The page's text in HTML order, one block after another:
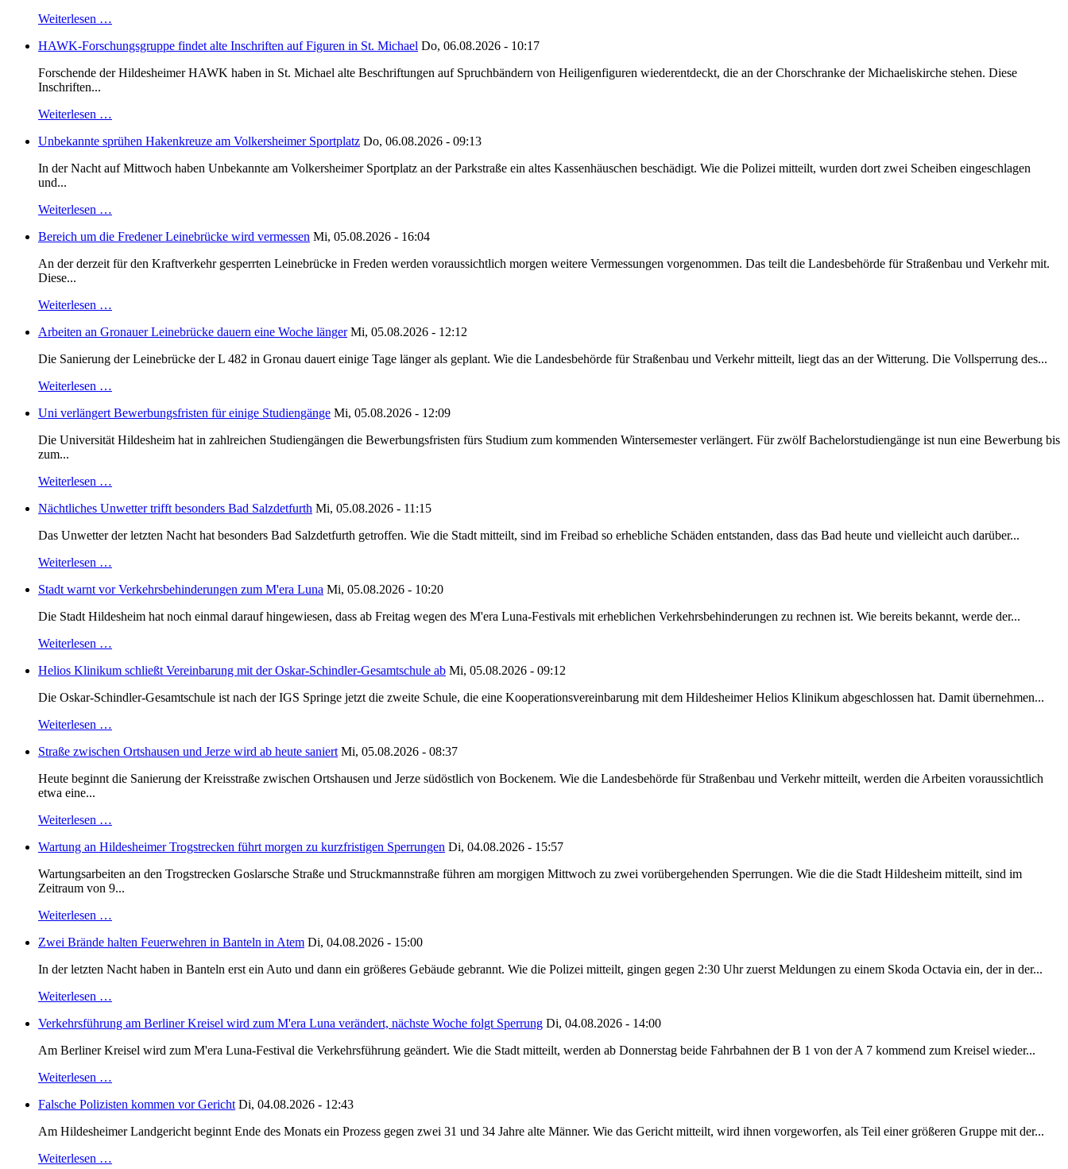
Weiterlesen …
HAWK-Forschungsgruppe findet alte Inschriften auf Figuren in St. Michael Do, 06.08.2026 - 10:17
Forschende der Hildesheimer HAWK haben in St. Michael alte Beschriftungen auf Spruchbändern von Heiligenfiguren wiederentdeckt, die an der Chorschranke der Michaeliskirche stehen. Diese
Inschriften...
Weiterlesen …
Unbekannte sprühen Hakenkreuze am Volkersheimer Sportplatz Do, 06.08.2026 - 09:13
In der Nacht auf Mittwoch haben Unbekannte am Volkersheimer Sportplatz an der Parkstraße ein altes Kassenhäuschen beschädigt. Wie die Polizei mitteilt, wurden dort zwei Scheiben eingeschlagen
und...
Weiterlesen …
Bereich um die Fredener Leinebrücke wird vermessen Mi, 05.08.2026 - 16:04
An der derzeit für den Kraftverkehr gesperrten Leinebrücke in Freden werden voraussichtlich morgen weitere Vermessungen vorgenommen. Das teilt die Landesbehörde für Straßenbau und Verkehr mit.
Diese...
Weiterlesen …
Arbeiten an Gronauer Leinebrücke dauern eine Woche länger Mi, 05.08.2026 - 12:12
Die Sanierung der Leinebrücke der L 482 in Gronau dauert einige Tage länger als geplant. Wie die Landesbehörde für Straßenbau und Verkehr mitteilt, liegt das an der Witterung. Die Vollsperrung des...
Weiterlesen …
Uni verlängert Bewerbungsfristen für einige Studiengänge Mi, 05.08.2026 - 12:09
Die Universität Hildesheim hat in zahlreichen Studiengängen die Bewerbungsfristen fürs Studium zum kommenden Wintersemester verlängert. Für zwölf Bachelorstudiengänge ist nun eine Bewerbung bis
zum...
Weiterlesen …
Nächtliches Unwetter trifft besonders Bad Salzdetfurth Mi, 05.08.2026 - 11:15
Das Unwetter der letzten Nacht hat besonders Bad Salzdetfurth getroffen. Wie die Stadt mitteilt, sind im Freibad so erhebliche Schäden entstanden, dass das Bad heute und vielleicht auch darüber...
Weiterlesen …
Stadt warnt vor Verkehrsbehinderungen zum M'era Luna Mi, 05.08.2026 - 10:20
Die Stadt Hildesheim hat noch einmal darauf hingewiesen, dass ab Freitag wegen des M'era Luna-Festivals mit erheblichen Verkehrsbehinderungen zu rechnen ist. Wie bereits bekannt, werde der...
Weiterlesen …
Helios Klinikum schließt Vereinbarung mit der Oskar-Schindler-Gesamtschule ab Mi, 05.08.2026 - 09:12
Die Oskar-Schindler-Gesamtschule ist nach der IGS Springe jetzt die zweite Schule, die eine Kooperationsvereinbarung mit dem Hildesheimer Helios Klinikum abgeschlossen hat. Damit übernehmen...
Weiterlesen …
Straße zwischen Ortshausen und Jerze wird ab heute saniert Mi, 05.08.2026 - 08:37
Heute beginnt die Sanierung der Kreisstraße zwischen Ortshausen und Jerze südöstlich von Bockenem. Wie die Landesbehörde für Straßenbau und Verkehr mitteilt, werden die Arbeiten voraussichtlich
etwa eine...
Weiterlesen …
Wartung an Hildesheimer Trogstrecken führt morgen zu kurzfristigen Sperrungen Di, 04.08.2026 - 15:57
Wartungsarbeiten an den Trogstrecken Goslarsche Straße und Struckmannstraße führen am morgigen Mittwoch zu zwei vorübergehenden Sperrungen. Wie die die Stadt Hildesheim mitteilt, sind im
Zeitraum von 9...
Weiterlesen …
Zwei Brände halten Feuerwehren in Banteln in Atem Di, 04.08.2026 - 15:00
In der letzten Nacht haben in Banteln erst ein Auto und dann ein größeres Gebäude gebrannt. Wie die Polizei mitteilt, gingen gegen 2:30 Uhr zuerst Meldungen zu einem Skoda Octavia ein, der in der...
Weiterlesen …
Verkehrsführung am Berliner Kreisel wird zum M'era Luna verändert, nächste Woche folgt Sperrung Di, 04.08.2026 - 14:00
Am Berliner Kreisel wird zum M'era Luna-Festival die Verkehrsführung geändert. Wie die Stadt mitteilt, werden ab Donnerstag beide Fahrbahnen der B 1 von der A 7 kommend zum Kreisel wieder...
Weiterlesen …
Falsche Polizisten kommen vor Gericht Di, 04.08.2026 - 12:43
Am Hildesheimer Landgericht beginnt Ende des Monats ein Prozess gegen zwei 31 und 34 Jahre alte Männer. Wie das Gericht mitteilt, wird ihnen vorgeworfen, als Teil einer größeren Gruppe mit der...
Weiterlesen …